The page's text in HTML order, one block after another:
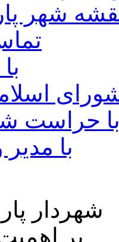
شهر
حراست
با